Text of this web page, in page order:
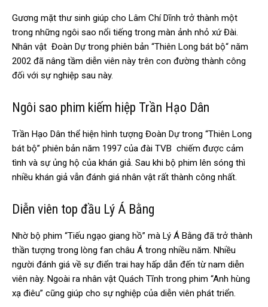
Gương mặt thư sinh giúp cho Lâm Chí Dĩnh trở thành một
trong những ngôi sao nổi tiếng trong màn ảnh nhỏ xứ Đài.
Nhân vật Đoàn Dự trong phiên bản “Thiên Long bát bộ“ năm
2002 đã nâng tầm diễn viên này trên con đường thành công
đối với sự nghiệp sau này.
Ngôi sao phim kiếm hiệp Trần Hạo Dân
Trần Hạo Dân thể hiện hình tượng Đoàn Dự trong “Thiên Long
bát bộ” phiên bản năm 1997 của đài TVB chiếm được cảm
tình và sự ủng hộ của khán giả. Sau khi bộ phim lên sóng thì
nhiều khán giả vẫn đánh giá nhân vật rất thành công nhất.
Diễn viên top đầu Lý Á Bằng
Nhờ bộ phim “Tiếu ngạo giang hồ” mà Lý Á Bằng đã trở thành
thần tượng trong lòng fan châu Á trong nhiều năm. Nhiều
người đánh giá về sự điển trai hay hấp dẫn đến từ nam diễn
viên này. Ngoài ra nhân vật Quách Tĩnh trong phim “Anh hùng
xạ điêu” cũng giúp cho sự nghiệp của diễn viên phát triển.